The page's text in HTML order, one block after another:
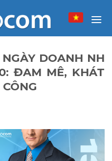
DOANH NH
ĐAM MÊ, KHÁT